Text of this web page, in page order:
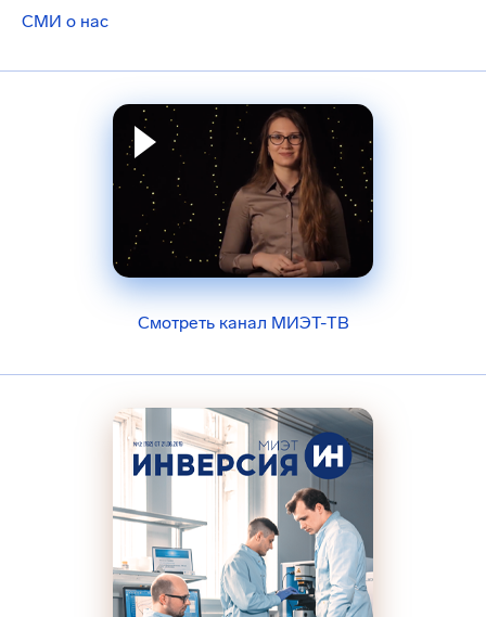
СМИ о нас
Смотреть канал МИЭТ-ТВ